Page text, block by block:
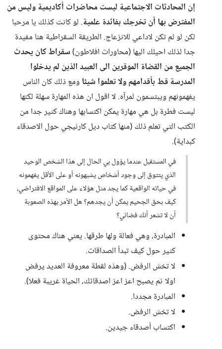
إن المحادثات الاجتماعية ليست محاضرات أكاديمية وليس من
المفترض بها أن تخرجك بفائدة علمية. لو كانت كذلك يا مرحبا
لكن لو لم تكن لاداعي للانزعاج. الطريقة السقراطية هنا مفيدة
جدا لذلك احيلك اليها (محاورات افلاطون)سقراط كان يحدث
الجميع من القضاة الموقرين الى العبيد الذين لم يدخلوا
المدرسة قط بأقدامهم ولا تعلموا شيئا ومع ذلك كان الناس
يفهمونهم ويبتسمون لمرآه. لا اقول ان هذه المهارة سهلة لكنها
ليست فطرة بل هي مهارة يمكن اكتسابها وهناك كثير جدا من
الكتب التي تعلم ذلك (منها كتاب ديل كارنيجي حول الاصدقاء
كبداية).
في المستقبل عندما يؤول بي الحال إلى هذا الشخص الوحيد
الذي يتتوق إلى وجود أشخاص يشبهونه أو على الأقل يفهمونه
في حياته الواقعية كما يجد مثل هؤلاء على المواقع الافتراضي،
كيف بحق الجحيم يمكن أن يجدهم؟ هل الأمر بهذه الصعوبة
أن لا تشعر أنك فضائي؟
المبادرة، وهي فعالة ولها طرقها. يعني هناك محتوى
كثير حول كيف تبدأ الصداقات.
لا تخش الرفض. (وهذه لقطة معروفة العديد يرفض
اولا ثم يصبح اعز اعز اصدقائك، الحياة غريبة فعلا).
المبادرة مجددا.
لا تخش الرفض.
اكتساب أصدقاء جيدين.